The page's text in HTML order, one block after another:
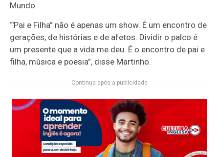
Mundo.
“'Pai e Filha” não é apenas um show. É um encontro de
gerações, de histórias e de afetos. Dividir o palco é
um presente que a vida me deu. É o encontro de pai e
filha, música e poesia”, disse Martinho.
Continua após a publicidade